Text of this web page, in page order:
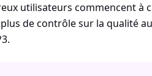
utilisateurs commencent à
de contrôle sur la qualité